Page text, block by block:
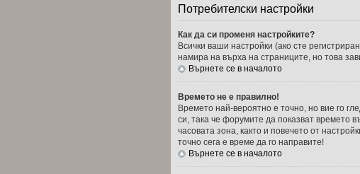
Потребителски настройки
Как да си променя настройките?
Всички ваши настройки (ако сте
намира на върха на страниците, но това
Върнете се в началото
Времето не е правилно!
Времето най-вероятно е точно, но вие го
си, така че форумите да показват
часовата зона, както и повечето от
точно сега е време да го направите!
Върнете се в началото